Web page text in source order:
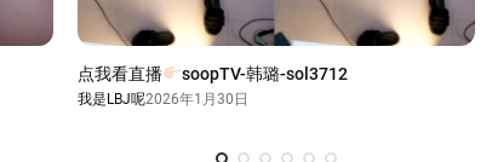
点我看直播 soopTV-韩璐-sol3712
我是LBJ呢2026年1月30日